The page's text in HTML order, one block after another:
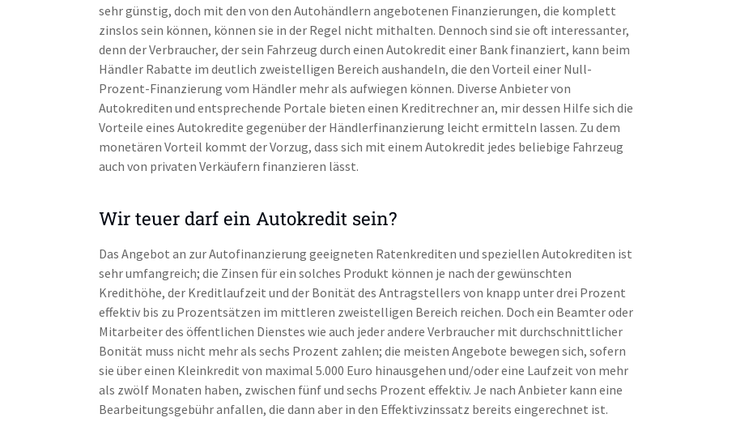
sehr günstig, doch mit den von den Autohändlern angebotenen Finanzierungen, die komplett
zinslos sein können, können sie in der Regel nicht mithalten. Dennoch sind sie oft interessanter,
denn der Verbraucher, der sein Fahrzeug durch einen Autokredit einer Bank finanziert, kann beim
Händler Rabatte im deutlich zweistelligen Bereich aushandeln, die den Vorteil einer Null-
Prozent-Finanzierung vom Händler mehr als aufwiegen können. Diverse Anbieter von
Autokrediten und entsprechende Portale bieten einen Kreditrechner an, mir dessen Hilfe sich die
Vorteile eines Autokredite gegenüber der Händlerfinanzierung leicht ermitteln lassen. Zu dem
monetären Vorteil kommt der Vorzug, dass sich mit einem Autokredit jedes beliebige Fahrzeug
auch von privaten Verkäufern finanzieren lässt.
Wir teuer darf ein Autokredit sein?
Das Angebot an zur Autofinanzierung geeigneten Ratenkrediten und speziellen Autokrediten ist
sehr umfangreich; die Zinsen für ein solches Produkt können je nach der gewünschten
Kredithöhe, der Kreditlaufzeit und der Bonität des Antragstellers von knapp unter drei Prozent
effektiv bis zu Prozentsätzen im mittleren zweistelligen Bereich reichen. Doch ein Beamter oder
Mitarbeiter des öffentlichen Dienstes wie auch jeder andere Verbraucher mit durchschnittlicher
Bonität muss nicht mehr als sechs Prozent zahlen; die meisten Angebote bewegen sich, sofern
sie über einen Kleinkredit von maximal 5.000 Euro hinausgehen und/oder eine Laufzeit von mehr
als zwölf Monaten haben, zwischen fünf und sechs Prozent effektiv. Je nach Anbieter kann eine
Bearbeitungsgebühr anfallen, die dann aber in den Effektivzinssatz bereits eingerechnet ist.